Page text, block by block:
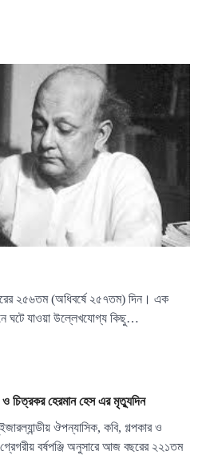
২৫৬তম (অধিবর্ষে ২৫৭তম) দিন। এক
ঘটে যাওয়া উল্লেখযোগ্য কিছু…
চিত্রকর হেরমান হেস এর মৃত্যুদিন
ঔপন্যাসিক, কবি, গল্পকার ও
বর্ষপঞ্জি অনুসারে আজ বছরের ২২১তম